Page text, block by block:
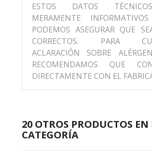
ESTOS DATOS
MERAMENTE
PODEMOS ASEGURAR QUE
CORRECTOS. PARA
ACLARACIÓN SOBRE
RECOMENDAMOS QUE
DIRECTAMENTE CON EL
20 OTROS PRODUCTOS EN
CATEGORÍA